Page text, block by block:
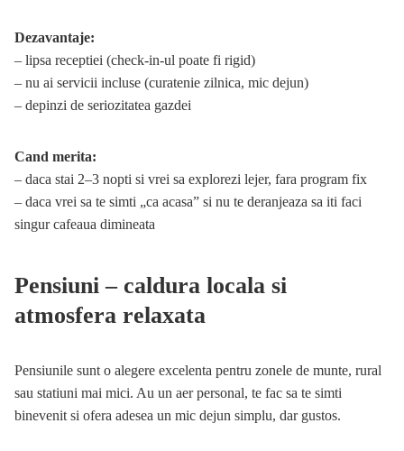
Dezavantaje:
– lipsa receptiei (check-in-ul poate fi rigid)
– nu ai servicii incluse (curatenie zilnica, mic dejun)
– depinzi de seriozitatea gazdei
Cand merita:
– daca stai 2–3 nopti si vrei sa explorezi lejer, fara program fix
– daca vrei sa te simti „ca acasa” si nu te deranjeaza sa iti faci
singur cafeaua dimineata
Pensiuni – caldura locala si
atmosfera relaxata
Pensiunile sunt o alegere excelenta pentru zonele de munte, rural
sau statiuni mai mici. Au un aer personal, te fac sa te simti
binevenit si ofera adesea un mic dejun simplu, dar gustos.